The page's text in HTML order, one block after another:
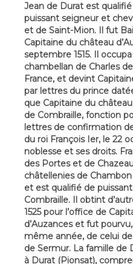
Jean de Durat est
puissant seigneur et
et de Saint-Mion. Il fut
Capitaine du château
septembre 1515. Il
chambellan de Charles
France, et devint
par lettres du prince
que Capitaine du
de Combraille, fonction
lettres de confirmation
du roi François Ier, le 22
noblesse et ses droits.
des Portes et de
châtellenies de Chambon
et est qualifié de
Combraille. Il obtint
1525 pour l’office de
d’Auzances et fut
même année, de celui
de Sermur. La famille de
à Durat (Pionsat),